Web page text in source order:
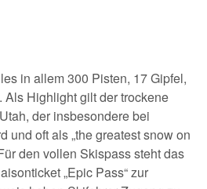
in allem 300 Pisten, 17 Gipfel,
Highlight gilt der trockene
der insbesondere bei
und oft als „the greatest snow on
den vollen Skispass steht das
„Epic Pass“ zur